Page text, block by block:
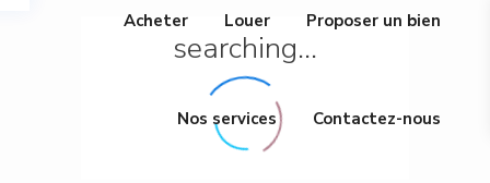
Acheter Louer Proposer un bien
Nos services Contactez-nous
searching...